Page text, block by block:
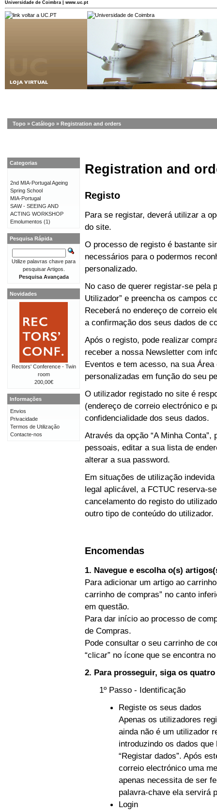
Universidade de Coimbra | www.uc.pt
Topo » Catálogo » Registration and orders
Registration and
Registo
Para se registar, deverá utilizar a
do site.
O processo de registo é bastante
necessários para o podermos
personalizado.
No caso de querer registar-se pela
Utilizador” e preencha os campos
Receberá no endereço de correio
a confirmação dos seus dados de
Após o registo, pode realizar
receber a nossa Newsletter com
Eventos e tem acesso, na sua
personalizadas em função do seu
O utilizador registado no site é
(endereço de correio electrónico e
confidencialidade dos seus dados.
Através da opção “A Minha
pessoais, editar a sua lista de
alterar a sua password.
Em situações de utilização
legal aplicável, a FCTUC reserva-
cancelamento do registo do
outro tipo de conteúdo do utilizador.
Encomendas
1. Navegue e escolha o(s)
Para adicionar um artigo ao
carrinho de compras” no canto
em questão.
Para dar início ao processo de
de Compras.
Pode consultar o seu carrinho de
“clicar” no ícone que se encontra
2. Para prosseguir, siga os
1º Passo - Identificação
Registe os seus dados
Apenas os utilizadores
ainda não é um utilizador
introduzindo os dados
“Registar dados”. Após
correio electrónico uma
apenas necessita de ser
palavra-chave ela servirá
Login
Categorias
2nd MIA-Portugal Ageing
Spring School
MIA-Portugal
SAW - SEEING AND
ACTING WORKSHOP
Emolumentos (1)
Pesquisa Rápida
Utilize palavras chave para
pesquisar Artigos.
Pesquisa Avançada
Novidades
Rectors' Conference - Twin
room
200,00€
Informações
Envios
Privacidade
Termos de Utilização
Contacte-nos